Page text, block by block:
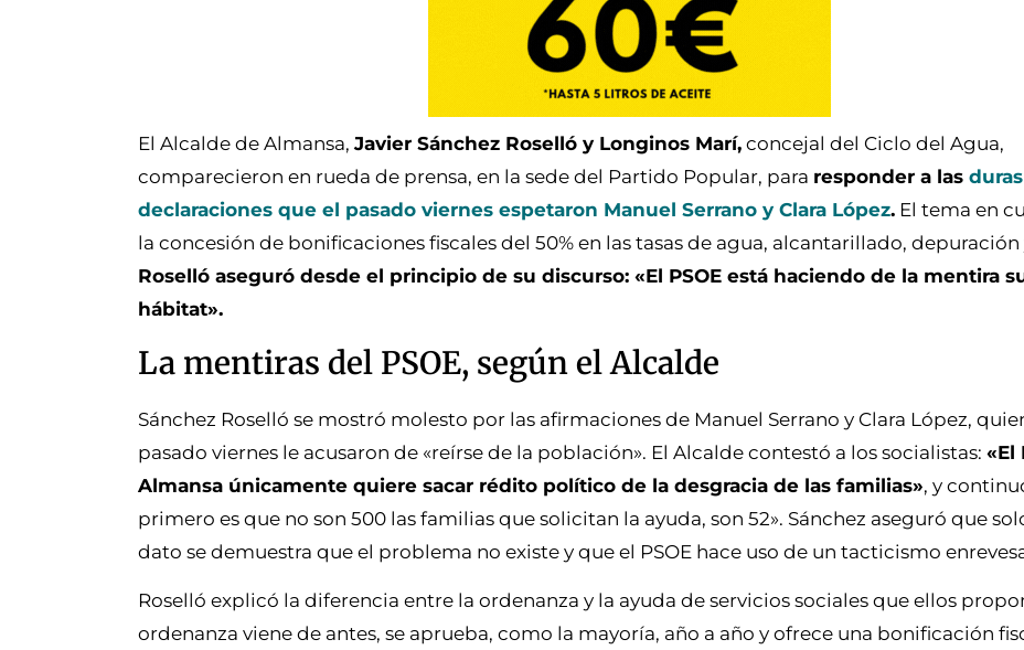
El Alcalde de Almansa, Javier Sánchez Roselló y Longinos Marí, concejal del Ciclo del Agua,
comparecieron en rueda de prensa, en la sede del Partido Popular, para responder a las duras
declaraciones que el pasado viernes espetaron Manuel Serrano y Clara López. El tema en
la concesión de bonificaciones fiscales del 50% en las tasas de agua, alcantarillado, depuración
Roselló aseguró desde el principio de su discurso: «El PSOE está haciendo de la mentira
hábitat».
La mentiras del PSOE, según el Alcalde
Sánchez Roselló se mostró molesto por las afirmaciones de Manuel Serrano y Clara López,
pasado viernes le acusaron de «reírse de la población». El Alcalde contestó a los socialistas: «El
Almansa únicamente quiere sacar rédito político de la desgracia de las familias», y
primero es que no son 500 las familias que solicitan la ayuda, son 52». Sánchez aseguró que
dato se demuestra que el problema no existe y que el PSOE hace uso de un tacticismo
Roselló explicó la diferencia entre la ordenanza y la ayuda de servicios sociales que ellos
ordenanza viene de antes, se aprueba, como la mayoría, año a año y ofrece una bonificación